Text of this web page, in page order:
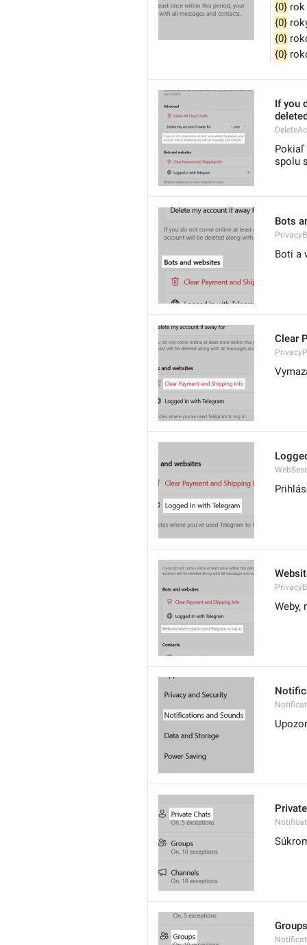
{0} rok
{0}
{0}
{0}
If you
Pokiaľ
spolu
Bots
Boti a
Clear
Weby,
Groups